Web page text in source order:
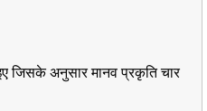
जिसके अनुसार मानव प्रकृति चार